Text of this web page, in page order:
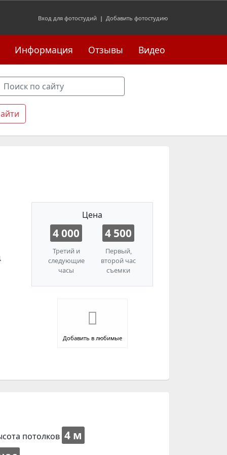
Вход для фотостудий | Добавить фотостудию
Информация Отзывы Видео
Цена
4 000
Третий и
следующие
часы
4 500
Первый,
второй час
съемки
Добавить в любимые
потолков 4 м